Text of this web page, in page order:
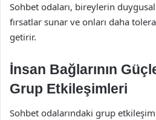
Sohbet odaları, bireylerin
fırsatlar sunar ve onları daha
getirir.
İnsan Bağlarının
Grup Etkileşimleri
Sohbet odalarındaki grup